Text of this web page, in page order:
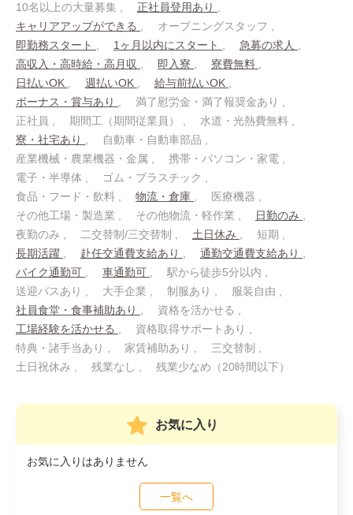
10名以上の大量募集
正社員登用あり
キャリアアップができる
オープニングスタッフ
即勤務スタート
1ヶ月以内にスタート
急募の求人
高収入・高時給・高月収
即入寮
寮費無料
日払いOK
週払いOK
給与前払いOK
ボーナス・賞与あり
満了慰労金・満了報奨金あり
正社員
期間工（期間従業員）
水道・光熱費無料
寮・社宅あり
自動車・自動車部品
産業機械・農業機器・金属
携帯・パソコン・家電
電子・半導体
ゴム・プラスチック
食品・フード・飲料
物流・倉庫
医療機器
その他工場・製造業
その他物流・軽作業
日勤のみ
夜勤のみ
二交替制/三交替制 土日休み
短期
長期活躍
赴任交通費支給あり
通勤交通費支給あり
バイク通勤可
車通勤可
駅から徒歩5分以内
送迎バスあり
大手企業 制服あり
服装自由
社員食堂・食事補助あり
資格を活かせる
工場経験を活かせる
資格取得サポートあり
特典・諸手当あり
家賃補助あり
三交替制
土日祝休み
残業なし 残業少なめ（20時間以下）
お気に入り
お気に入りはありません
一覧へ